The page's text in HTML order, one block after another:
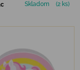
Skladom (2 ks)